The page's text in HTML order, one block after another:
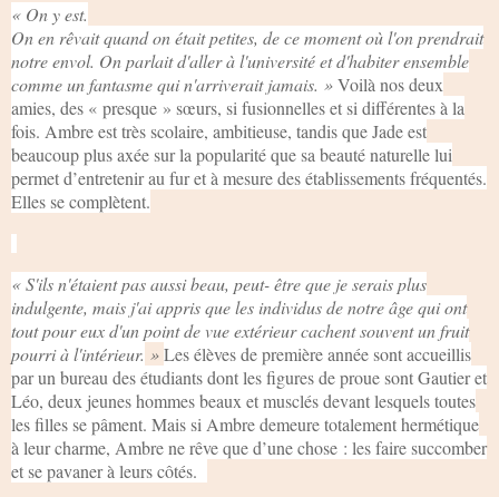
« On y est.
On en rêvait quand on était petites, de ce moment où l'on prendrait
notre envol. On parlait d'aller à l'université et d'habiter ensemble
comme un fantasme qui n'arriverait jamais. »Voilà nos deux
amies, des « presque » sœurs, si fusionnelles et si différentes à la
fois. Ambre est très scolaire, ambitieuse, tandis que Jade est
beaucoup plus axée sur la popularité que sa beauté naturelle lui
permet d’entretenir au fur et à mesure des établissements fréquentés.
Elles se complètent.
« S'ils n'étaient pas aussi beau, peut- être que je serais plus
indulgente, mais j'ai appris que les individus de notre âge qui ont
tout pour eux d'un point de vue extérieur cachent souvent un fruit
pourri à l'intérieur. »Les élèves de première année sont accueillis
par un bureau des étudiants dont les figures de proue sont Gautier et
Léo, deux jeunes hommes beaux et musclés devant lesquels toutes
les filles se pâment. Mais si Ambre demeure totalement hermétique
à leur charme, Ambre ne rêve que d’une chose : les faire succomber
et se pavaner à leurs côtés.